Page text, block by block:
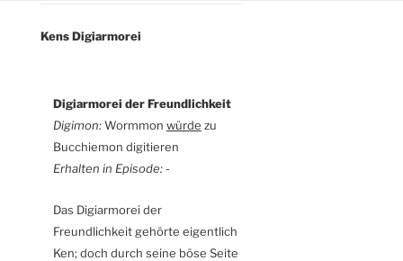
Kens Digiarmorei
Digiarmorei der Freundlichkeit
Digimon:Wormmon würde zu
Bucchiemon digitieren
Erhalten in Episode:-
Das Digiarmorei der
Freundlichkeit gehörte eigentlich
Ken; doch durch seine böse Seite